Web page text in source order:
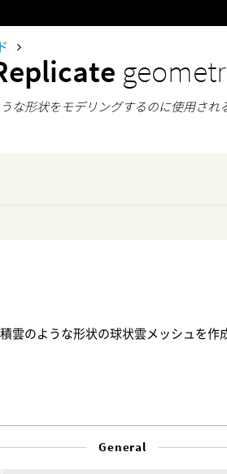
な形状をモデリングするのに使用され
雲のような形状の球状雲メッシュを
General